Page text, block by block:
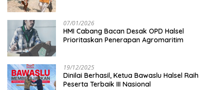
07/01/2026
HMI Cabang Bacan Desak OPD Halsel
Prioritaskan Penerapan Agromaritim
19/12/2025
Dinilai Berhasil, Ketua Bawaslu Halsel Raih
Peserta Terbaik III Nasional